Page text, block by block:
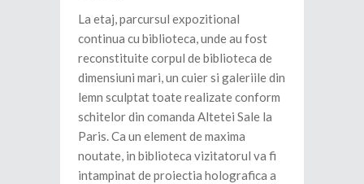
La etaj, parcursul expozitional
continua cu biblioteca, unde au fost
reconstituite corpul de biblioteca de
dimensiuni mari, un cuier si galeriile din
lemn sculptat toate realizate conform
schitelor din comanda Altetei Sale la
Paris. Ca un element de maxima
noutate, in biblioteca vizitatorul va fi
intampinat de proiectia holografica a